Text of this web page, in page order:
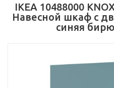
IKEA 10488000
Навесной шкаф с
синяя